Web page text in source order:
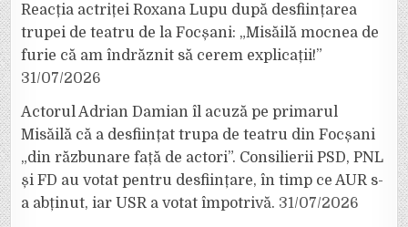
Reacția actriței Roxana Lupu după desființarea
trupei de teatru de la Focșani: „Misăilă mocnea de
furie că am îndrăznit să cerem explicații!”
31/07/2026
Actorul Adrian Damian îl acuză pe primarul
Misăilă că a desființat trupa de teatru din Focșani
„din răzbunare față de actori”. Consilierii PSD, PNL
și FD au votat pentru desființare, în timp ce AUR s-
a abținut, iar USR a votat împotrivă. 31/07/2026